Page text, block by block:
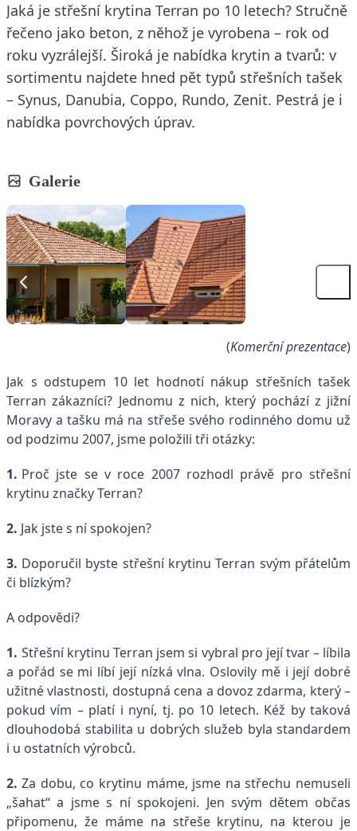
Jaká je střešní krytina Terran po 10 letech? Stručně
řečeno jako beton, z něhož je vyrobena – rok od
roku vyzrálejší. Široká je nabídka krytin a tvarů: v
sortimentu najdete hned pět typů střešních tašek
– Synus, Danubia, Coppo, Rundo, Zenit. Pestrá je i
nabídka povrchových úprav.
Galerie
(Komerční prezentace)
Jak s odstupem 10 let hodnotí nákup střešních tašek
Terran zákazníci? Jednomu z nich, který ­pochází z jižní
Moravy a tašku má na střeše svého ­rodinného domu už
od podzimu 2007, jsme položili tři otázky:
1. Proč jste se v roce 2007 rozhodl právě pro střešní
krytinu značky Terran?
2. Jak jste s ní spokojen?
3. Doporučil byste střešní krytinu Terran svým přátelům
či blízkým?
A odpovědi?
1. Střešní krytinu Terran jsem si vybral pro její tvar – líbila
a pořád se mi líbí její nízká vlna. Oslovily mě i její dobré
užitné vlastnosti, dostupná cena a dovoz zdarma, který –
pokud vím – platí i nyní, tj. po 10 letech. Kéž by taková
dlouhodobá stabilita u dobrých služeb byla standardem
i u ostatních výrobců.
2. Za dobu, co krytinu máme, jsme na střechu nemuseli
„šahat“ a jsme s ní spokojeni. Jen svým dětem občas
připomenu, že máme na střeše krytinu, na kterou je